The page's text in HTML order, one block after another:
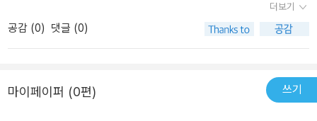
더보기
공감 (0) 댓글 (0)
마이페이퍼 (0편) 쓰기